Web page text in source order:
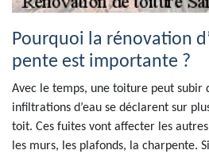
Pourquoi la rénovation
pente est importante ?
Avec le temps, une toiture peut subir
infiltrations d’eau se déclarent sur
toit. Ces fuites vont affecter les
les murs, les plafonds, la charpente.